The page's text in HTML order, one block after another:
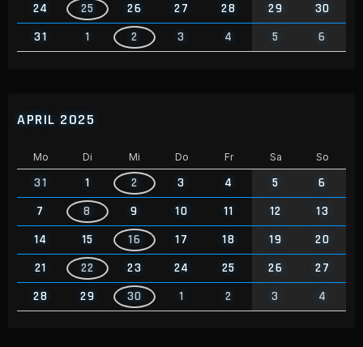
24
25 26 27 28 29
30
31
1 2 3 4 5 6
APRIL 2025
Mo Di Mi Do Fr Sa So
31 1 2 3 4 5
6
7
8 9 10 11 12
13
14
15 16 17 18 19
20
21
22 23 24 25 26
27
28
29 30 1 2 3 4